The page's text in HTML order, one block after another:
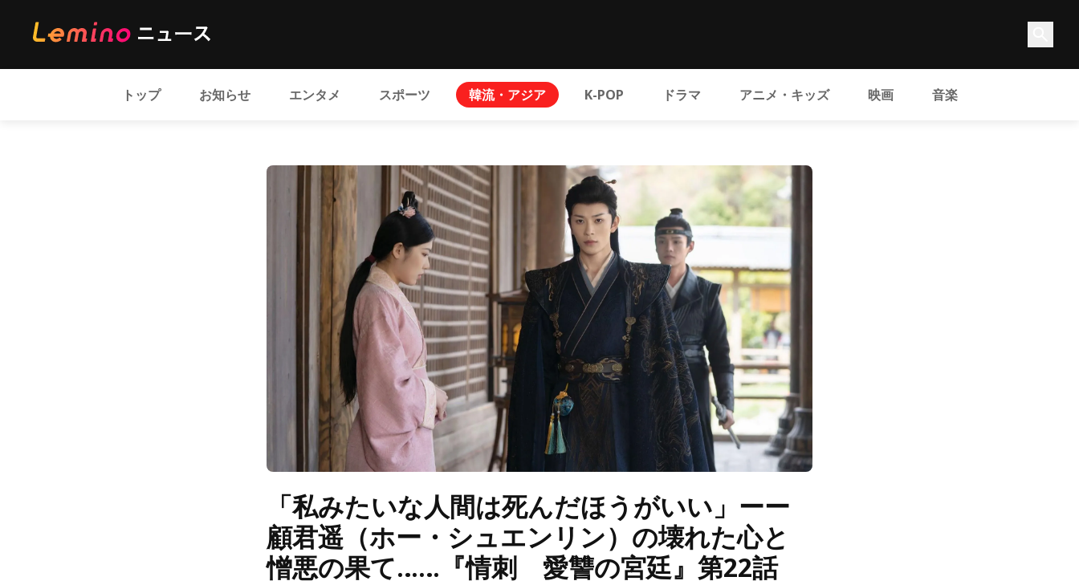
トップ お知らせ エンタメ スポーツ 韓流・アジア K-POP ドラマ アニメ・キッズ 映画 音楽
「私みたいな人間は死んだほうがいい」ーー
顧君遥（ホー・シュエンリン）の壊れた心と
憎悪の果て……『情刺 愛讐の宮廷』第22話